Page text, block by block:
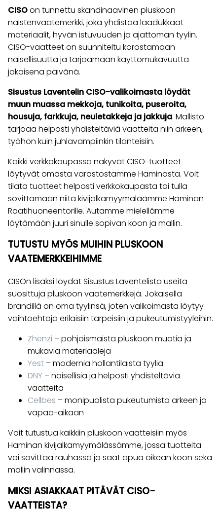
CISOon tunnettu skandinaavinen pluskoon
naistenvaatemerkki, joka yhdistää laadukkaat
materiaalit, hyvän istuvuuden ja ajattoman tyylin.
CISO-vaatteet on suunniteltu korostamaan
naisellisuutta ja tarjoamaan käyttömukavuutta
jokaisena päivänä.
Sisustus Laventelin CISO-valikoimasta löydät
muun muassa mekkoja, tunikoita, puseroita,
housuja, farkkuja, neuletakkeja ja jakkuja. Mallisto
tarjoaa helposti yhdisteltäviä vaatteita niin arkeen,
työhön kuin juhlavampiinkin tilanteisiin.
Kaikki verkkokaupassa näkyvät CISO-tuotteet
löytyvät omasta varastostamme Haminasta. Voit
tilata tuotteet helposti verkkokaupasta tai tulla
sovittamaan niitä kivijalkamyymäläämme Haminan
Raatihuoneentorille. Autamme mielellämme
löytämään juuri sinulle sopivan koon ja mallin.
TUTUSTU MYÖS MUIHIN PLUSKOON
VAATEMERKKEIHIMME
CISOn lisäksi löydät Sisustus Laventelista useita
suosittuja pluskoon vaatemerkkejä. Jokaisella
brändillä on oma tyylinsä, joten valikoimasta löytyy
vaihtoehtoja erilaisiin tarpeisiin ja pukeutumistyyleihin.
Zhenzi – pohjoismaista pluskoon muotia ja
mukavia materiaaleja
Yest – modernia hollantilaista tyyliä
DNY – naisellisia ja helposti yhdisteltäviä
vaatteita
Cellbes – monipuolista pukeutumista arkeen ja
vapaa-aikaan
Voit tutustua kaikkiin pluskoon vaatteisiin myös
Haminan kivijalkamyymälässämme, jossa tuotteita
voi sovittaa rauhassa ja saat apua oikean koon sekä
mallin valinnassa.
MIKSI ASIAKKAAT PITÄVÄT CISO-
VAATTEISTA?